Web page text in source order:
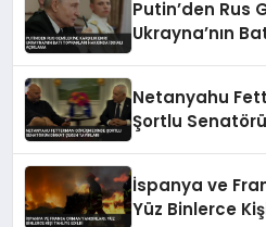
Putin’den Rus
Ukrayna’nın
Netanyahu
Şortlu
İspanya ve
Yüz Binlerce